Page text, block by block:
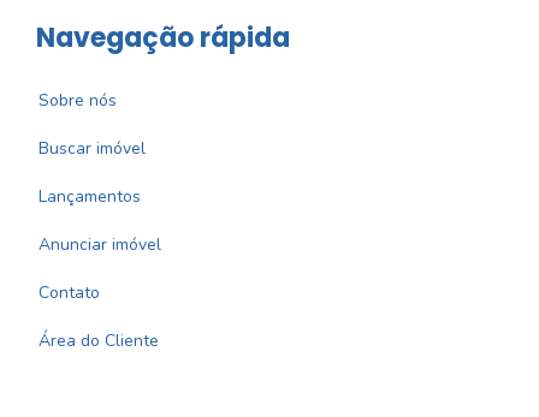
Navegação rápida
Sobre nós
Buscar imóvel
Lançamentos
Anunciar imóvel
Contato
Área do Cliente